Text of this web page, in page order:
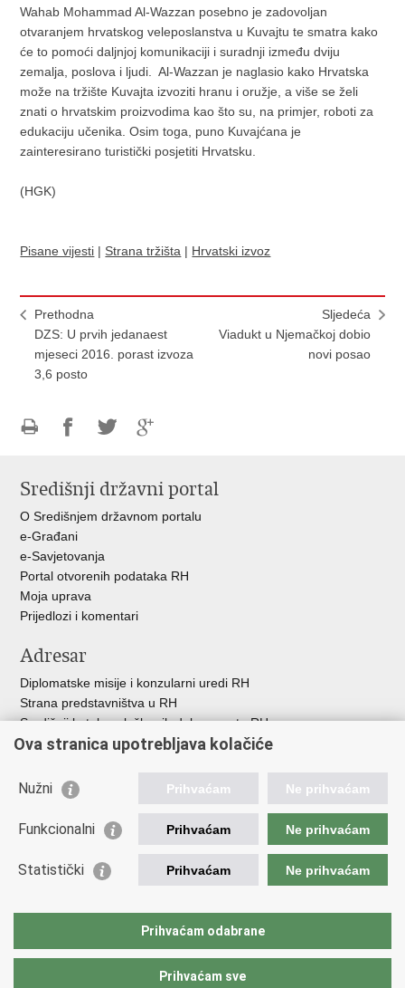
Wahab Mohammad Al-Wazzan posebno je zadovoljan
otvaranjem hrvatskog veleposlanstva u Kuvajtu te smatra kako
će to pomoći daljnjoj komunikaciji i suradnji između dviju
zemalja, poslova i ljudi. Al-Wazzan je naglasio kako Hrvatska
može na tržište Kuvajta izvoziti hranu i oružje, a više se želi
znati o hrvatskim proizvodima kao što su, na primjer, roboti za
edukaciju učenika. Osim toga, puno Kuvajćana je
zainteresirano turistički posjetiti Hrvatsku.
(HGK)
Pisane vijesti | Strana tržišta | Hrvatski izvoz
Prethodna
DZS: U prvih jedanaest
mjeseci 2016. porast izvoza
3,6 posto
Sljedeća
Viadukt u Njemačkoj dobio
novi posao
FacebookuTwitteruGoogle
Središnji državni portal
O Središnjem državnom portalu
e-Građani
e-Savjetovanja
Portal otvorenih podataka RH
Moja uprava
Prijedlozi i komentari
Adresar
Diplomatske misije i konzularni uredi RH
Strana predstavništva u RH
Središnji katalog službenih dokumenata RH
Adresar tijela javne vlasti
Besplatni telefoni javne uprave
Korisne poveznice
Hrvatska gospodarska komora
Hrvatska obrtnička komora
Europska komisija
Ova stranica upotrebljava kolačiće
Nužni Prihvaćam Ne prihvaćam
Funkcionalni Prihvaćam Ne prihvaćam
Statistički Prihvaćam Ne prihvaćam
Prihvaćam odabrane
Prihvaćam sve